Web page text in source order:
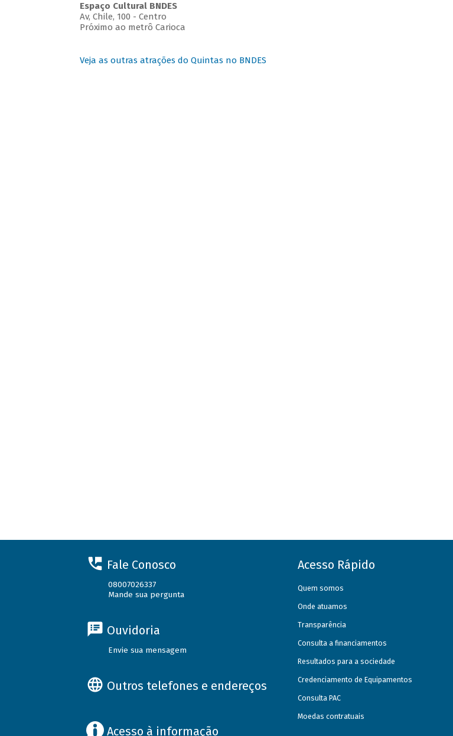
Espaço Cultural BNDES
Av, Chile, 100 - Centro
Próximo ao metrô Carioca
Veja as outras atrações do Quintas no BNDES
Fale Conosco
08007026337
Mande sua pergunta
Ouvidoria
Envie sua mensagem
Outros telefones e endereços
Acesso à informação
Acesso Rápido
Quem somos
Onde atuamos
Transparência
Consulta a financiamentos
Resultados para a sociedade
Credenciamento de Equipamentos
Consulta PAC
Moedas contratuais